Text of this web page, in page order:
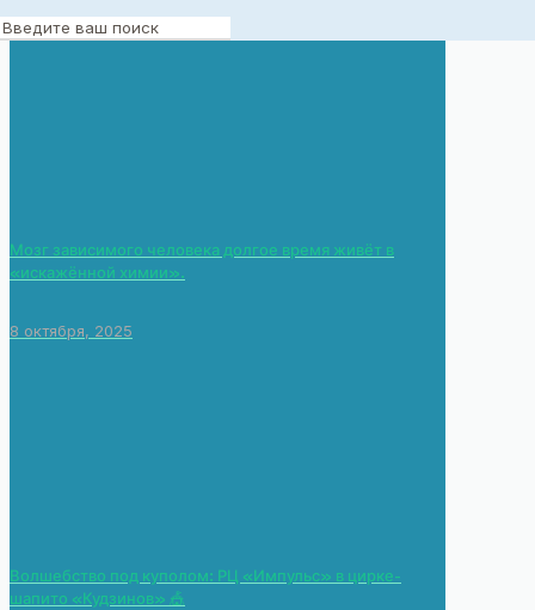
Мозг зависимого человека долгое время живёт в
«искажённой химии».
8 октября, 2025
Волшебство под куполом: РЦ «Импульс» в цирке-
шапито «Кудзинов» 🎪